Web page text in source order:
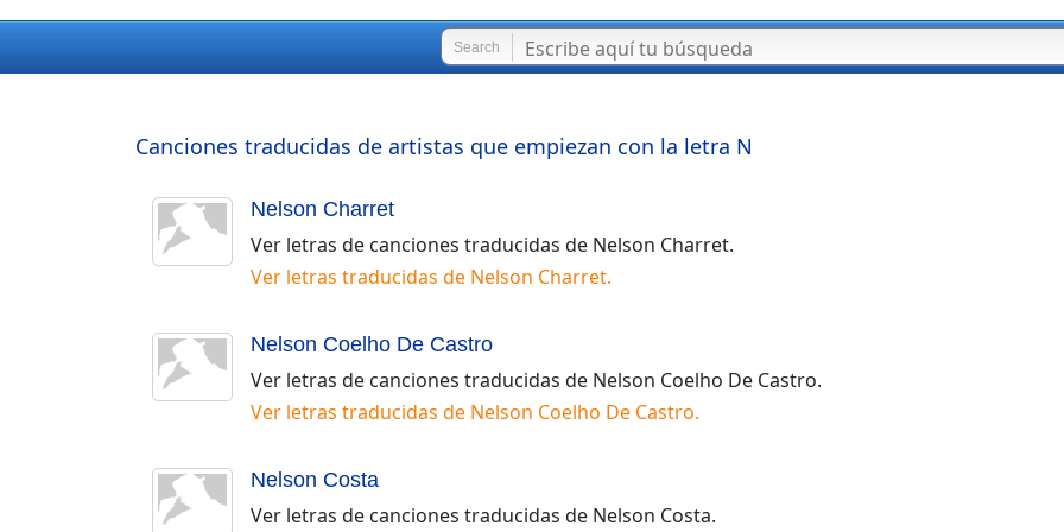
Search
Canciones traducidas de artistas que empiezan con la letra N
Nelson Charret
Ver letras de canciones traducidas de Nelson Charret.
Ver letras traducidas de Nelson Charret.
Nelson Coelho De Castro
Ver letras de canciones traducidas de Nelson Coelho De Castro.
Ver letras traducidas de Nelson Coelho De Castro.
Nelson Costa
Ver letras de canciones traducidas de Nelson Costa.